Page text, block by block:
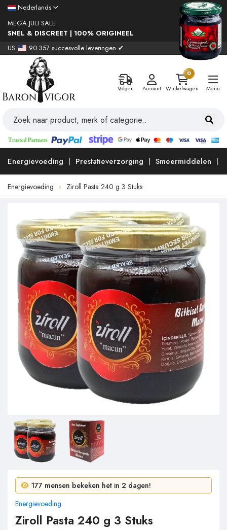
Nederlands
MEGA JULI SALE
SNEL & DISCREET | 100% ORIGINEEL
US
90.357 succesvolle leveringen ✔
Volgen Account
0
Winkelwagen
Menu
Energievoeding Prestatieverzorging Smeermiddelen
Energievoeding Ziroll Pasta 240 g 3 Stuks
177 mensen bekeken het in 2 dagen!
Energievoeding
Ziroll Pasta 240 g 3 Stuks